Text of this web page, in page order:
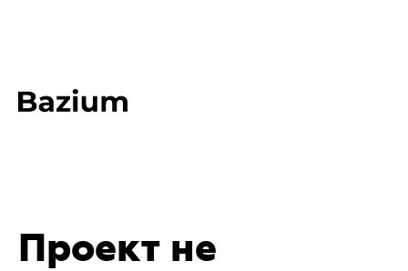
Проект не